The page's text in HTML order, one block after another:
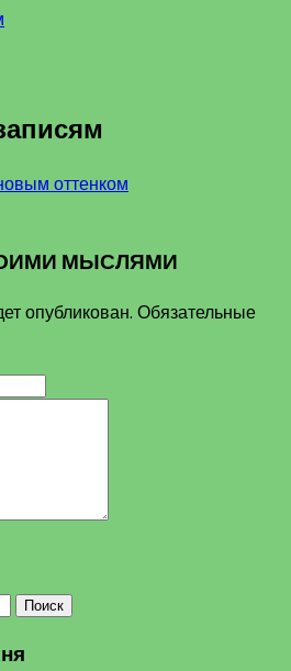
оттенком
МЫСЛЯМИ
опубликован. Обязательные
Поиск